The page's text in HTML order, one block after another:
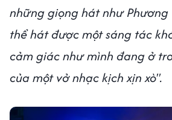
những giọng hát như Phương
thể hát được một sáng tác
cảm giác như mình đang ở
của một vở nhạc kịch xịn xò".